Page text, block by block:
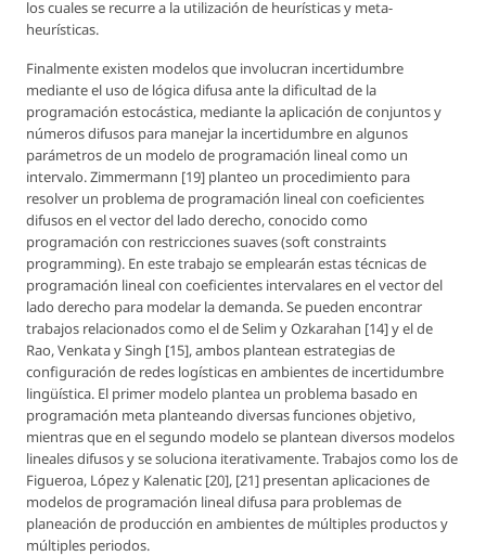
los cuales se recurre a la utilización de heurísticas y meta-
heurísticas.
Finalmente existen modelos que involucran incertidumbre
mediante el uso de lógica difusa ante la dificultad de la
programación estocástica, mediante la aplicación de conjuntos y
números difusos para manejar la incertidumbre en algunos
parámetros de un modelo de programación lineal como un
intervalo. Zimmermann [19] planteo un procedimiento para
resolver un problema de programación lineal con coeficientes
difusos en el vector del lado derecho, conocido como
programación con restricciones suaves (soft constraints
programming). En este trabajo se emplearán estas técnicas de
programación lineal con coeficientes intervalares en el vector del
lado derecho para modelar la demanda. Se pueden encontrar
trabajos relacionados como el de Selim y Ozkarahan [14] y el de
Rao, Venkata y Singh [15], ambos plantean estrategias de
configuración de redes logísticas en ambientes de incertidumbre
lingüística. El primer modelo plantea un problema basado en
programación meta planteando diversas funciones objetivo,
mientras que en el segundo modelo se plantean diversos modelos
lineales difusos y se soluciona iterativamente. Trabajos como los de
Figueroa, López y Kalenatic [20], [21] presentan aplicaciones de
modelos de programación lineal difusa para problemas de
planeación de producción en ambientes de múltiples productos y
múltiples periodos.